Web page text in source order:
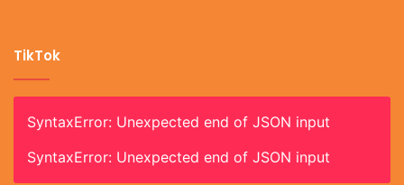
TikTok
SyntaxError: Unexpected end of JSON input
SyntaxError: Unexpected end of JSON input